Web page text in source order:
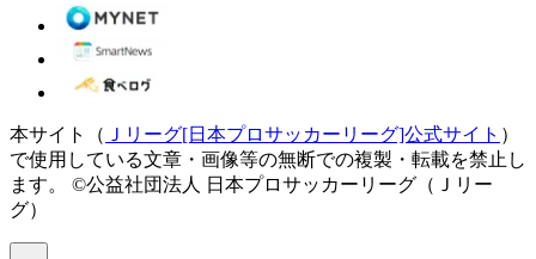
本サイト（ Ｊリーグ[日本プロサッカーリーグ]公式サイト ）
で使用している文章・画像等の無断での複製・転載を禁止し
ます。
©公益社団法人 日本プロサッカーリーグ（Ｊリー
グ）